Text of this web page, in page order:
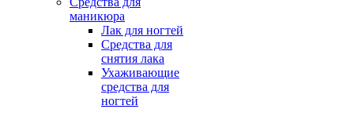
маникюра
Лак для ногтей
Средства для
снятия лака
Ухаживающие
средства для
ногтей